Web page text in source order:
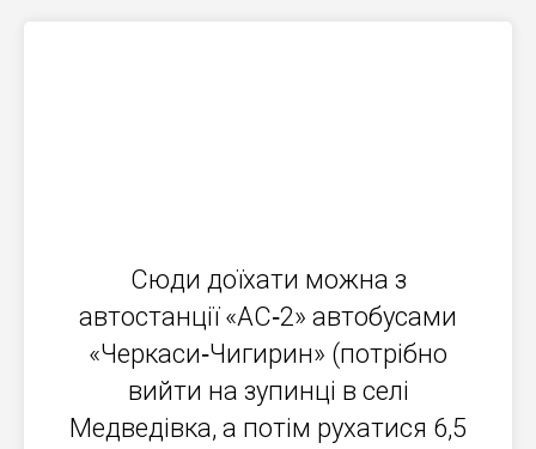
Сюди доїхати можна з
автостанції «АС‐2» автобусами
«Черкаси‐Чигирин» (потрібно
вийти на зупинці в селі
Медведівка, а потім рухатися 6,5